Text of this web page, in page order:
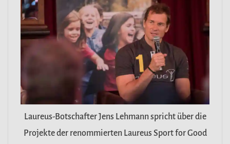
Laureus-Botschafter Jens Lehmann spricht über die
Projekte der renommierten Laureus Sport for Good